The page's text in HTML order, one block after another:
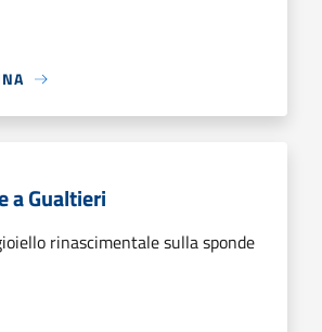
a Gualtieri
rinascimentale sulla sponde